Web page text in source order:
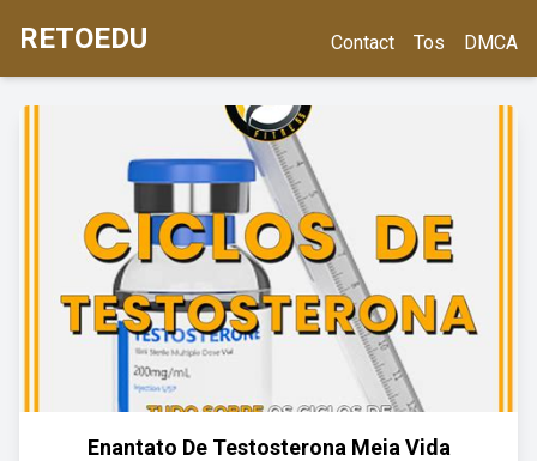
RETOEDU Contact Tos DMCA
Enantato De Testosterona Meia Vida